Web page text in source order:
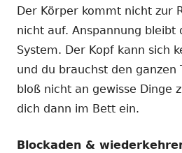
Der Körper kommt nicht zur
nicht auf. Anspannung bleibt
System. Der Kopf kann sich
und du brauchst den ganzen
bloß nicht an gewisse Dinge
dich dann im Bett ein.
Blockaden &